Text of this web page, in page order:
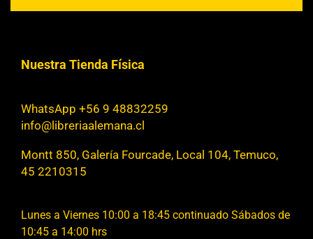
Nuestra Tienda Física
WhatsApp +56 9 48832259
info@libreriaalemana.cl
Montt 850, Galería Fourcade, Local 104, Temuco,
45 2210315
Lunes a Viernes 10:00 a 18:45 continuado Sábados de
10:45 a 14:00 hrs